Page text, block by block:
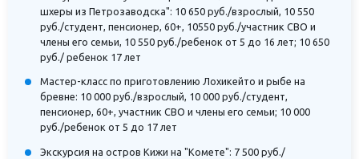
шхеры из Петрозаводска": 10 650 руб./взрослый, 10 550
руб./студент, пенсионер, 60+, 10550 руб./участник СВО и
члены его семьи, 10 550 руб./ребенок от 5 до 16 лет; 10 650
руб./ ребенок 17 лет
Мастер-класс по приготовлению Лохикейто и рыбе на
бревне: 10 000 руб./взрослый, 10 000 руб./студент,
пенсионер, 60+, участник СВО и члены его семьи; 10 000
руб./ребенок от 5 до 17 лет
Экскурсия на остров Кижи на "Комете": 7 500 руб./